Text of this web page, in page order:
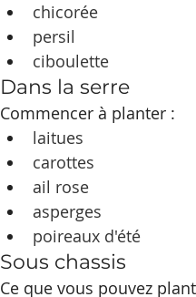
chicorée
persil
ciboulette
Dans la serre
Commencer à planter :
laitues
carottes
ail rose
asperges
poireaux d'été
Sous chassis
Ce que vous pouvez